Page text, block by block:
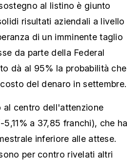
al listino è giunto
risultati aziendali a livello
di un imminente taglio
da parte della Federal
dà al 95% la probabilità che
del denaro in settembre.
al centro dell'attenzione
a 37,85 franchi), che ha
inferiore alle attese.
per contro rivelati altri